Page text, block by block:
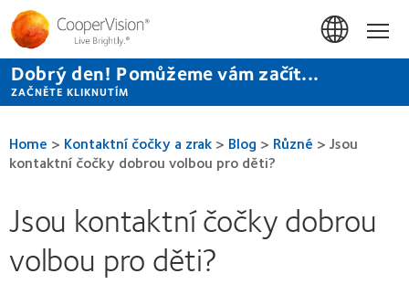
Přejít
hlavnímu
obsahu
Dobrý den! Pomůžeme vám začít...
ZAČNĚTE KLIKNUTÍM
Home > Kontaktní čočky a zrak > Blog > Různé > Jsou
kontaktní čočky dobrou volbou pro děti?
Jsou kontaktní čočky dobrou
volbou pro děti?